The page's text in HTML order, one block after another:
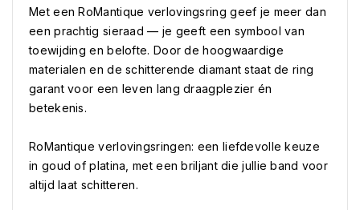
Met een RoMantique verlovingsring geef je meer dan
een prachtig sieraad — je geeft een symbool van
toewijding en belofte. Door de hoogwaardige
materialen en de schitterende diamant staat de ring
garant voor een leven lang draagplezier én
betekenis.
RoMantique verlovingsringen: een liefdevolle keuze
in goud of platina, met een briljant die jullie band voor
altijd laat schitteren.